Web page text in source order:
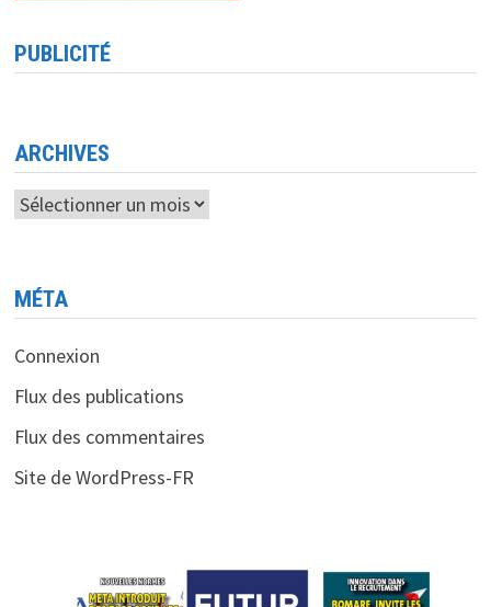
PUBLICITÉ
ARCHIVES
Archives
MÉTA
Connexion
Flux des publications
Flux des commentaires
Site de WordPress-FR